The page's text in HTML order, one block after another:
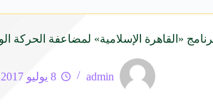
«القاهرة الإسلامية» لمضاعفة الحركة
admin 8 يوليو 2017